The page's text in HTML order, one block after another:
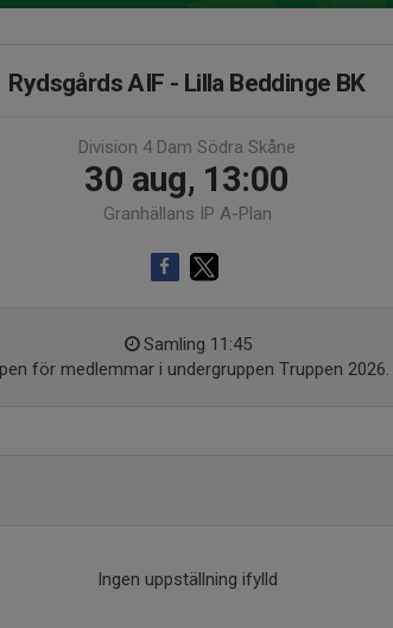
Rydsgårds AIF - Lilla Beddinge BK
Division 4 Dam Södra Skåne
30 aug, 13:00
Granhällans IP A-Plan
Samling 11:45
för medlemmar i undergruppen Truppen 2026.
Ingen uppställning ifylld